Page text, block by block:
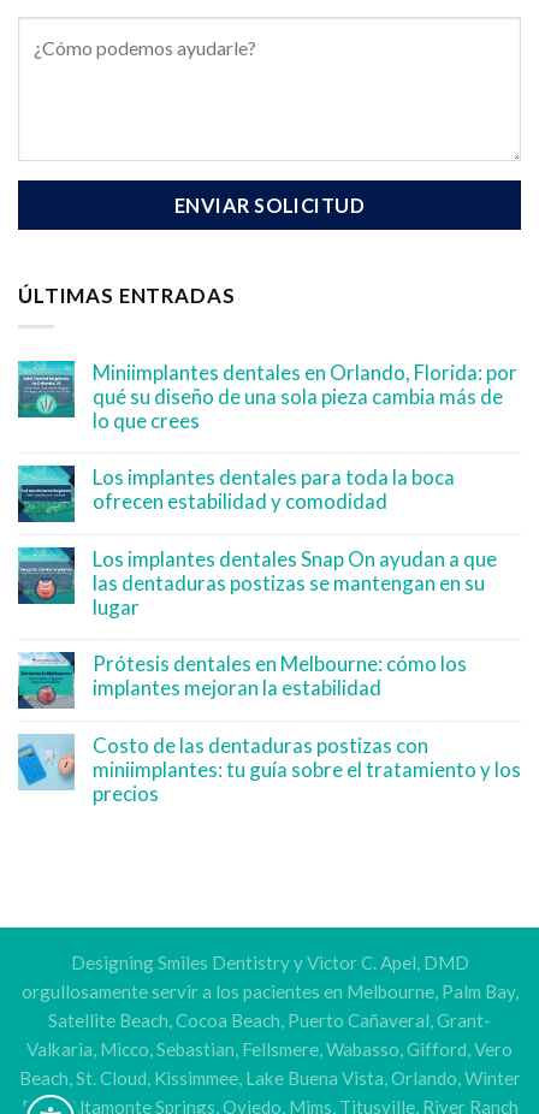
ÚLTIMAS ENTRADAS
Miniimplantes dentales en Orlando, Florida: por
qué su diseño de una sola pieza cambia más de
lo que crees
Los implantes dentales para toda la boca
ofrecen estabilidad y comodidad
Los implantes dentales Snap On ayudan a que
las dentaduras postizas se mantengan en su
lugar
Prótesis dentales en Melbourne: cómo los
implantes mejoran la estabilidad
Costo de las dentaduras postizas con
miniimplantes: tu guía sobre el tratamiento y los
precios
Designing Smiles Dentistry y Victor C. Apel, DMD
orgullosamente servir a los pacientes en Melbourne, Palm Bay,
Satellite Beach, Cocoa Beach, Puerto Cañaveral, Grant-
Valkaria, Micco, Sebastian, Fellsmere, Wabasso, Gifford, Vero
Beach, St. Cloud, Kissimmee, Lake Buena Vista, Orlando, Winter
Park, Altamonte Springs, Oviedo, Mims, Titusville, River Ranch